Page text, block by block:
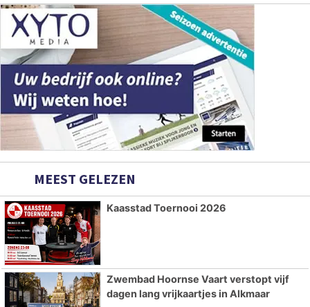
MEEST GELEZEN
Kaasstad Toernooi 2026
Zwembad Hoornse Vaart verstopt vijf
dagen lang vrijkaartjes in Alkmaar